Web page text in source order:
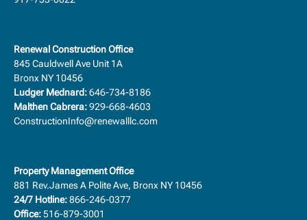
Renewal Construction Office
845 Cauldwell Ave Unit 1A
Bronx NY 10456
Ludger Mednard:646-734-8186
Malthen Cabrera:929-668-4603
ConstructionInfo@renewalllc.com
Property Management Office
881 Rev.James A Polite Ave, Bronx NY 10456
24/7 Hotline:866-246-0377
Office:516-879-3001